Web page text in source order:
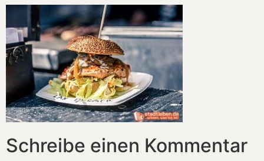
Schreibe einen Kommentar